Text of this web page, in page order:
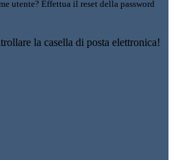
utente? Effettua il reset della password
la casella di posta elettronica!